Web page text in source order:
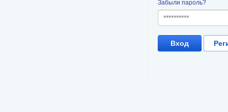
Забыли пароль?
Вход